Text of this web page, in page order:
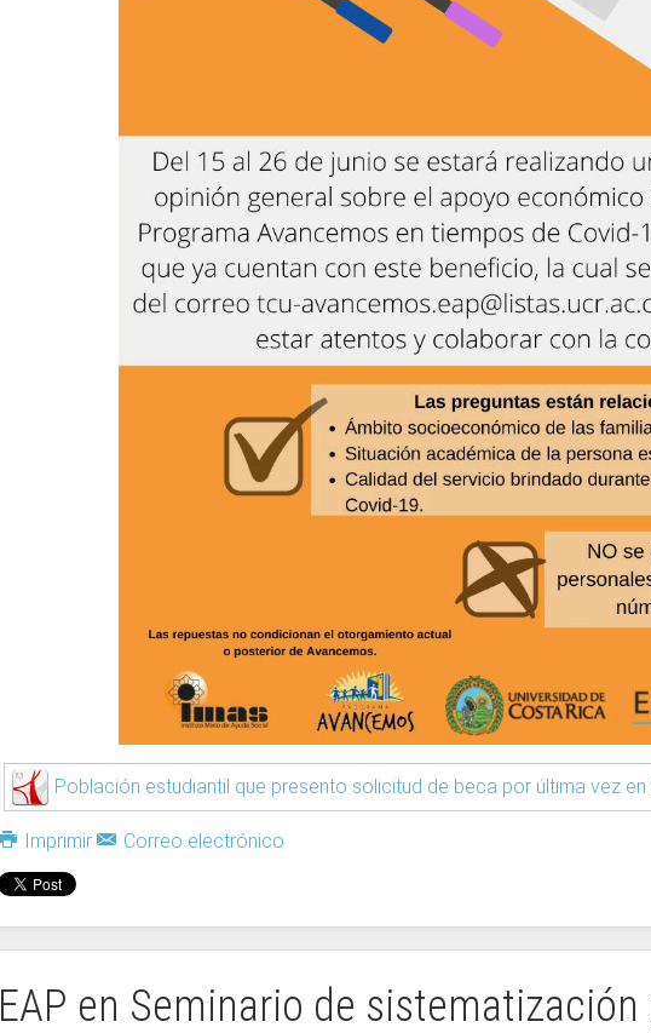
Población estudiantil que presento solicitud de beca por última vez
Imprimir Correo electrónico
EAP en Seminario de